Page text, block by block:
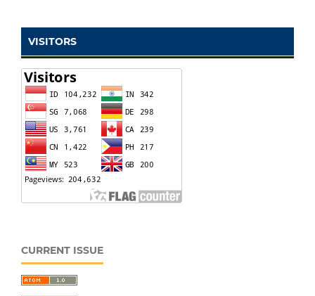
VISITORS
CURRENT ISSUE